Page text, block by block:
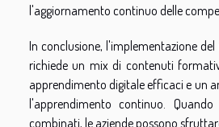
l'aggiornamento continuo delle
In conclusione, l'implementazione
richiede un mix di contenuti
apprendimento digitale efficaci e un
l'apprendimento continuo.
combinati, le aziende possono